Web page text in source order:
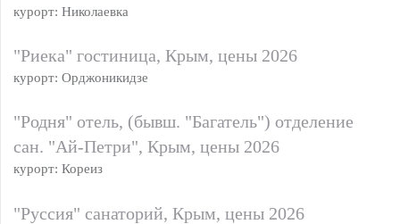
курорт: Николаевка
"Риека" гостиница, Крым, цены 2026
курорт: Орджоникидзе
"Родня" отель, (бывш. "Багатель") отделение
сан. "Ай-Петри", Крым, цены 2026
курорт: Кореиз
"Руссия" санаторий, Крым, цены 2026